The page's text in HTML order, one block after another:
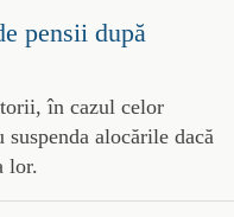
pensii după
în cazul celor
alocările dacă
lor.